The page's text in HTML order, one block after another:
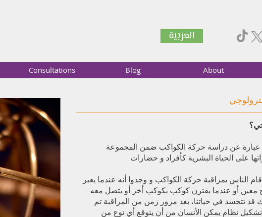
العربية
Consultations Blog About
عبارة عن دراسة حركة الكواكب ضمن المجموعة
الناس بمراقبة حركة الكواكب و وجدوا أنه عندما يعبر
أو عندما يقترن كوكب بكوكب أخر أو يتصل معه
قد تتجسد في حياتنا، بعد مرور زمن من المراقبة تم
تشكيل نظام يمكن الأنسان من أن يتوقع أي نوع من